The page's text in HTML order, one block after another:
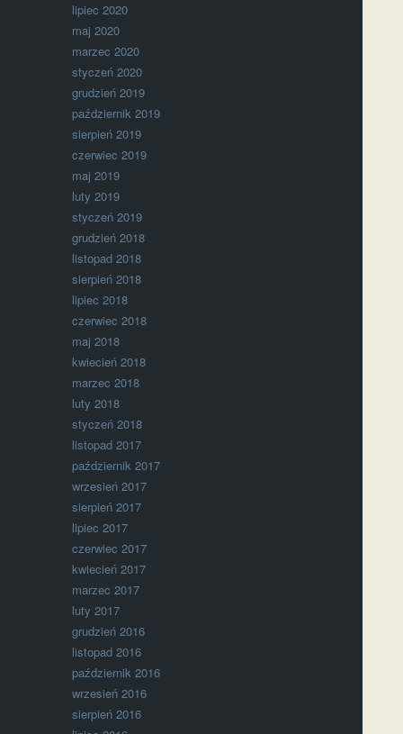
lipiec 2020
maj 2020
marzec 2020
styczeń 2020
grudzień 2019
październik 2019
sierpień 2019
czerwiec 2019
maj 2019
luty 2019
styczeń 2019
grudzień 2018
listopad 2018
sierpień 2018
lipiec 2018
czerwiec 2018
maj 2018
kwiecień 2018
marzec 2018
luty 2018
styczeń 2018
listopad 2017
październik 2017
wrzesień 2017
sierpień 2017
lipiec 2017
czerwiec 2017
kwiecień 2017
marzec 2017
luty 2017
grudzień 2016
listopad 2016
październik 2016
wrzesień 2016
sierpień 2016